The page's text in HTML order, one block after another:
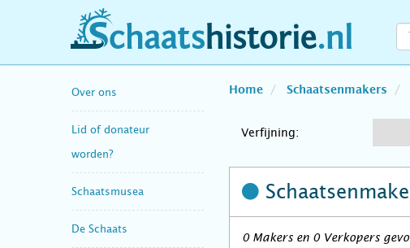
schaatshistorie.nl
Over ons
Lid of donateur
worden?
Schaatsmusea
De Schaats
Home Schaatsenmakers
Verfijning:
0 Makers en 0 Verkopers